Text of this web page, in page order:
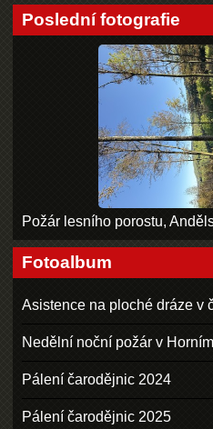
Poslední fotografie
Požár lesního porostu,
Fotoalbum
Asistence na ploché dráze v
Nedělní noční požár v
Pálení čarodějnic 2024
Pálení čarodějnic 2025